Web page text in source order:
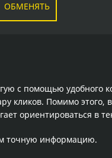
ОБМЕНЯТЬ
с помощью удобного
кликов. Помимо этого,
ориентироваться в
точную информацию.